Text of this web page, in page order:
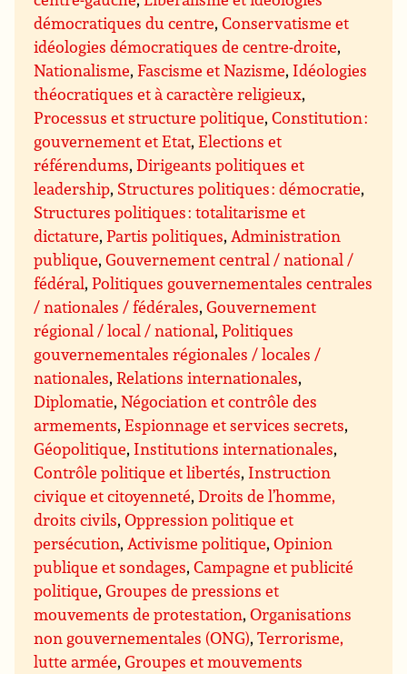
démocratiques du centre,Conservatisme et
idéologies démocratiques de centre-droite,
Nationalisme,Fascisme et Nazisme, Idéologies
théocratiques et à caractère religieux,
Processus et structure politique,Constitution :
gouvernement et Etat,Elections et
référendums,Dirigeants politiques et
leadership, Structures politiques : démocratie,
Structures politiques : totalitarisme et
dictature,Partis politiques,Administration
publique,Gouvernement central / national /
fédéral,Politiques gouvernementales centrales
/ nationales / fédérales,Gouvernement
régional / local / national,Politiques
gouvernementales régionales / locales /
nationales,Relations internationales,
Diplomatie,Négociation et contrôle des
armements,Espionnage et services secrets,
Géopolitique, Institutions internationales,
Contrôle politique et libertés, Instruction
civique et citoyenneté,Droits de l’homme,
droits civils,Oppression politique et
persécution,Activisme politique,Opinion
publique et sondages,Campagne et publicité
politique,Groupes de pressions et
mouvements de protestation,Organisations
non gouvernementales (ONG),Terrorisme,
lutte armée,Groupes et mouvements